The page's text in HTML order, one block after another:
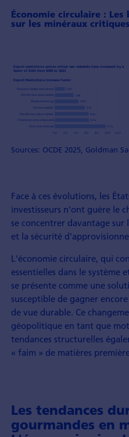
Économie circulaire :
sur les minéraux
Sources: OCDE 2025, Goldman
Face à ces évolutions, les
investisseurs n'ont guère le
se concentrer davantage
et la sécurité
L'économie circulaire, qui
essentielles dans le système
se présente comme une
susceptible de gagner
de vue durable. Ce
géopolitique en tant que
tendances structurelles
« faim » de matières
Les tendances
gourmandes en